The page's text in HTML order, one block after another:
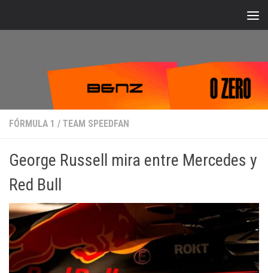
FÓRMULA 1 / TEAM SPEEDFAN
George Russell mira entre Mercedes y
Red Bull